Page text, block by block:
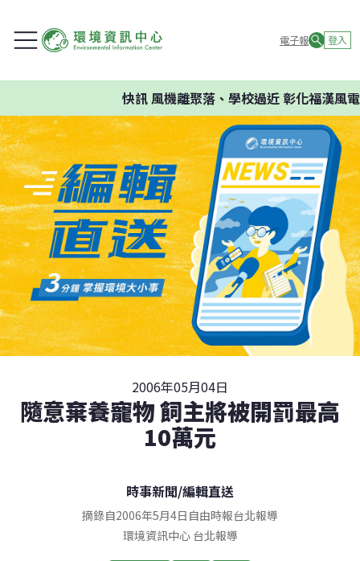
電子報 登入
快訊風機離聚落、學校過近 彰化福漢風電
2006年05月04日
隨意棄養寵物 飼主將被開罰最高
10萬元
時事新聞/編輯直送
摘錄自2006年5月4日自由時報台北報導
環境資訊中心 台北報導